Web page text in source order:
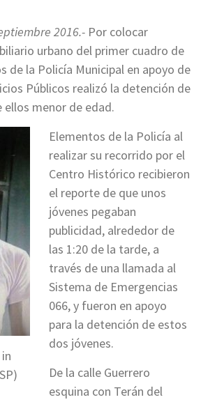
2016.- Por colocar
urbano del primer cuadro de
de la Policía Municipal en apoyo de
Públicos realizó la detención de
ellos menor de edad.
Elementos de la Policía al
realizar su recorrido por el
Centro Histórico recibieron
el reporte de que unos
jóvenes pegaban
publicidad, alrededor de
las 1:20 de la tarde, a
través de una llamada al
Sistema de Emergencias
066, y fueron en apoyo
para la detención de estos
dos jóvenes.
De la calle Guerrero
esquina con Terán del